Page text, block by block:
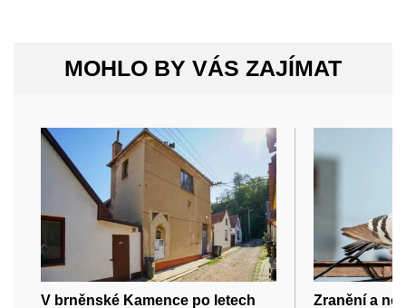
MOHLO BY VÁS ZAJÍMAT
V brněnské Kamence po letech
Zranění a